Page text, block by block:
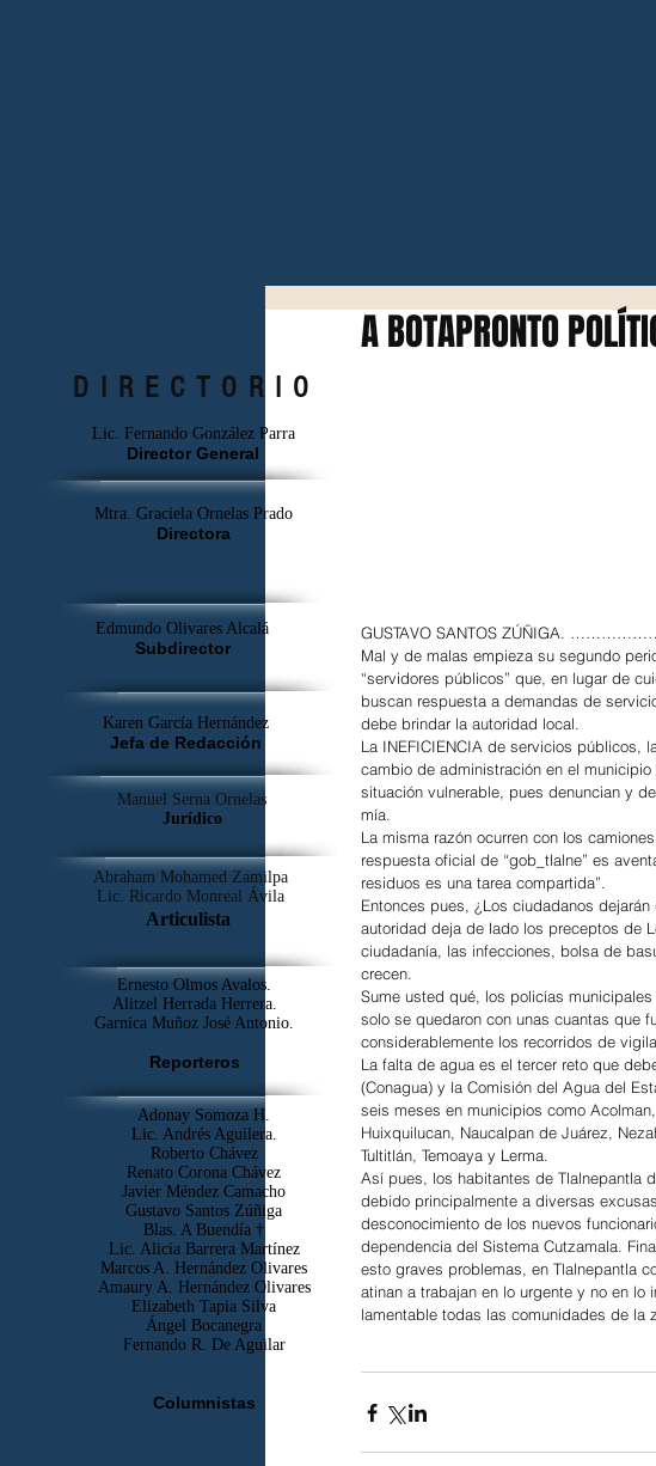
A BOTAPRONTO
GUSTAVO SANTOS ZÚÑIGA.
Mal y de malas empieza su segundo
“servidores públicos” que, en lugar de
buscan respuesta a demandas de
debe brindar la autoridad local.
La INEFICIENCIA de servicios públicos,
cambio de administración en el
situación vulnerable, pues denuncian y
mía.
La misma razón ocurren con los
respuesta oficial de “gob_tlalne” es
residuos es una tarea compartida”.
Entonces pues, ¿Los ciudadanos
autoridad deja de lado los preceptos de
ciudadanía, las infecciones, bolsa de
crecen.
Sume usted qué, los policías
solo se quedaron con unas cuantas que
considerablemente los recorridos de
La falta de agua es el tercer reto que
(Conagua) y la Comisión del Agua del
seis meses en municipios como
Huixquilucan, Naucalpan de Juárez,
Tultitlán, Temoaya y Lerma.
Así pues, los habitantes de Tlalnepantla
debido principalmente a diversas
desconocimiento de los nuevos
dependencia del Sistema Cutzamala.
esto graves problemas, en Tlalnepantla
atinan a trabajan en lo urgente y no en
lamentable todas las comunidades de la
DIRECTORIO
Lic. Fernando González Parra
Director General
Mtra. Graciela Ornelas Prado
Directora
Edmundo Olivares Alcalá
Subdirector
Karen García Hernández
Jefa de Redacción
Manuel Serna Ornelas
Jurídico
Abraham Mohamed Zamilpa
Lic. Ricardo Monreal Ávila
Articulista
Ernesto Olmos Avalos.
Alitzel Herrada Herrera.
Garnica Muñoz José Antonio.
Reporteros
Adonay Somoza H.
Lic. Andrés Aguilera.
Roberto Chávez
Renato Corona Chávez
Javier Méndez Camacho
Gustavo Santos Zúñiga
Blas. A Buendía †
​Lic. Alicia Barrera Martínez
Marcos A. Hernández Olivares
Amaury A. Hernández Olivares
Elizabeth Tapia Silva
Ángel Bocanegra
Fernando R. De Aguilar
Columnistas